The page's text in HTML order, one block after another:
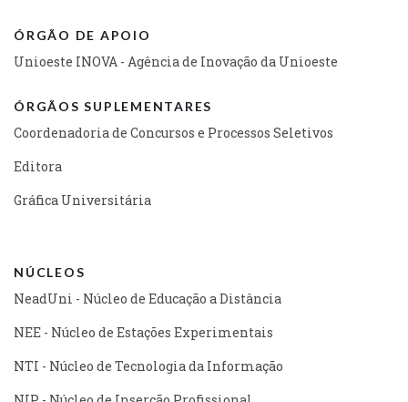
ÓRGÃO DE APOIO
Unioeste INOVA - Agência de Inovação da Unioeste
ÓRGÃOS SUPLEMENTARES
Coordenadoria de Concursos e Processos Seletivos
Editora
Gráfica Universitária
NÚCLEOS
NeadUni - Núcleo de Educação a Distância
NEE - Núcleo de Estações Experimentais
NTI - Núcleo de Tecnologia da Informação